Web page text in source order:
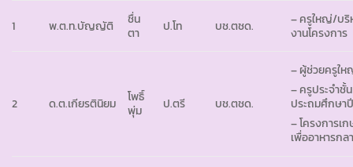
1 พ.ต.ท.บัญญัติ
ชื่น
ตา
ป.โท บช.ตชด.
– ครูใหญ่/บริ
งานโครงการ
2 ด.ต.เกียรตินิยม
โพธิ์
พุ่ม
ป.ตรี บช.ตชด.
– ผู้ช่วยครูใ
– ครูประจำชั้น
ประถมศึกษา
– โครงการเ
เพื่ออาหารกล